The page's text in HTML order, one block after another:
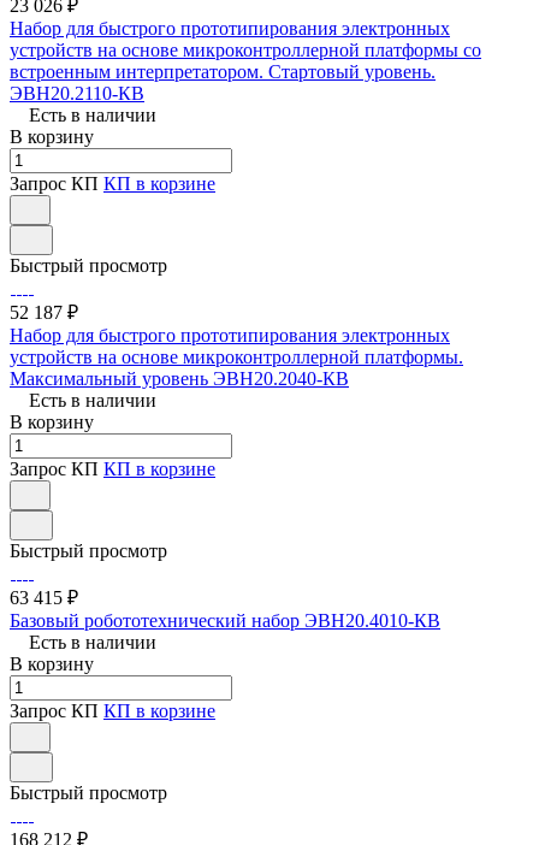
23 026 ₽
Набор для быстрого прототипирования электронных
устройств на основе микроконтроллерной платформы со
встроенным интерпретатором. Стартовый уровень.
ЭВН20.2110-КВ
Есть в наличии
В корзину
Запрос КП КП в корзине
Быстрый просмотр
52 187 ₽
Набор для быстрого прототипирования электронных
устройств на основе микроконтроллерной платформы.
Максимальный уровень ЭВН20.2040-КВ
Есть в наличии
В корзину
Запрос КП КП в корзине
Быстрый просмотр
63 415 ₽
Базовый робототехнический набор ЭВН20.4010-КВ
Есть в наличии
В корзину
Запрос КП КП в корзине
Быстрый просмотр
168 212 ₽